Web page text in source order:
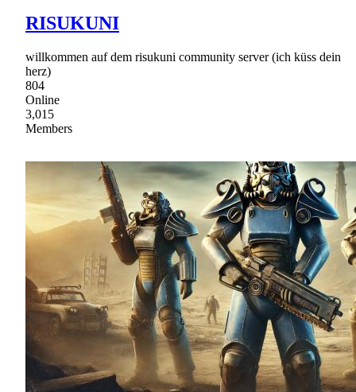
RISUKUNI
willkommen auf dem risukuni community server (ich küss dein
herz)
804
Online
3,015
Members